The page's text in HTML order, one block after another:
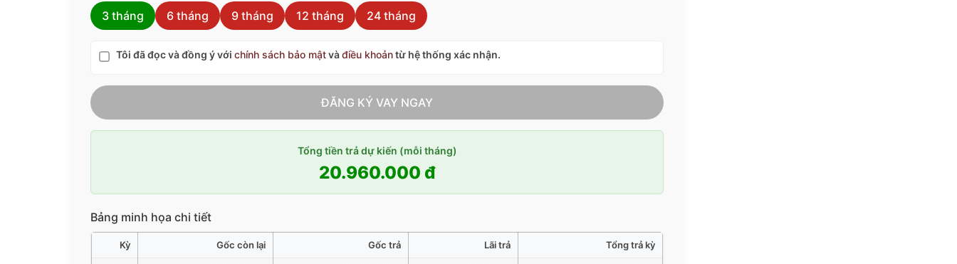
3 tháng 6 tháng 9 tháng 12 tháng 24 tháng
Tôi đã đọc và đồng ý với chính sách bảo mậtvàđiều khoảntừ hệ thống xác nhận.
ĐĂNG KÝ VAY NGAY
Tổng tiền trả dự kiến (mỗi tháng)
20.960.000 đ
Bảng minh họa chi tiết
Kỳ Gốc còn lại Gốc trả Lãi trả Tổng trả kỳ